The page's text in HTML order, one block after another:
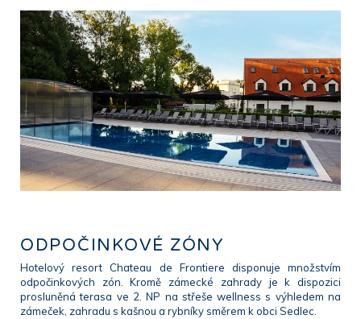
ODPOČINKOVÉ ZÓNY
Hotelový resort Chateau de Frontiere disponuje množstvím
odpočinkových zón. Kromě zámecké zahrady je k dispozici
prosluněná terasa ve 2. NP na střeše wellness s výhledem na
zámeček, zahradu s kašnou a rybníky směrem k obci Sedlec.